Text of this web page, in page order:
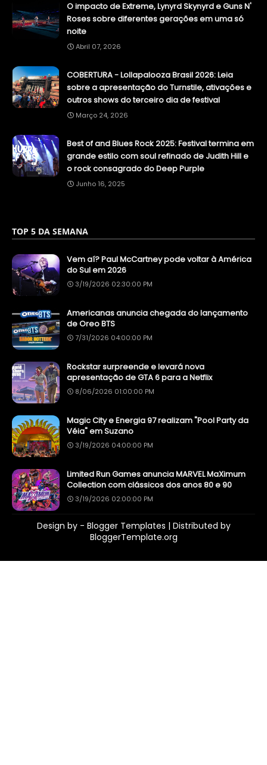
O impacto de Extreme, Lynyrd Skynyrd e Guns N'
Roses sobre diferentes gerações em uma só
noite
Abril 07, 2026
COBERTURA - Lollapalooza Brasil 2026: Leia
sobre a apresentação do Turnstile, ativações e
outros shows do terceiro dia de festival
Março 24, 2026
Best of and Blues Rock 2025: Festival termina em
grande estilo com soul refinado de Judith Hill e
o rock consagrado do Deep Purple
Junho 16, 2025
TOP 5 DA SEMANA
Vem aí? Paul McCartney pode voltar à América
do Sul em 2026
3/19/2026 02:30:00 PM
Americanas anuncia chegada do lançamento
de Oreo BTS
7/31/2026 04:00:00 PM
Rockstar surpreende e levará nova
apresentação de GTA 6 para a Netflix
8/06/2026 01:00:00 PM
Magic City e Energia 97 realizam "Pool Party da
Véia" em Suzano
3/19/2026 04:00:00 PM
Limited Run Games anuncia MARVEL MaXimum
Collection com clássicos dos anos 80 e 90
3/19/2026 02:00:00 PM
Design by - Blogger Templates | Distributed by
BloggerTemplate.org